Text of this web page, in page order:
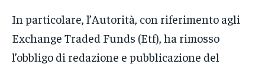
In particolare, l’Autorità, con riferimento agli
Exchange Traded Funds (Etf), ha rimosso
l’obbligo di redazione e pubblicazione del